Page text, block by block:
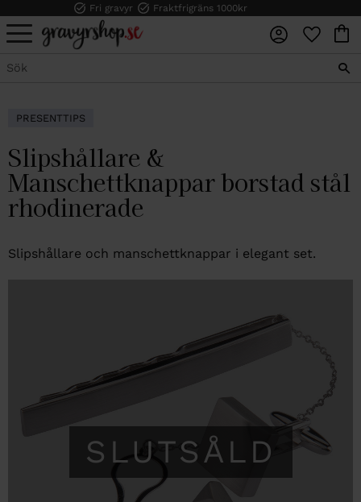
Meny
Fri gravyr Fraktfrigräns 1000kr
PRESENTTIPS
Slipshållare &
Manschettknappar borstad stål
rhodinerade
Slipshållare och manschettknappar i elegant set.
SLUTSÅLD